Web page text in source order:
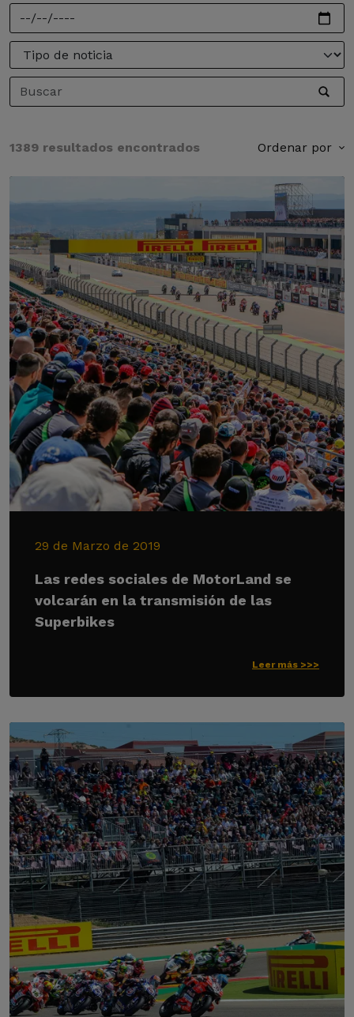
1389 resultados encontrados Ordenar por
29 de Marzo de 2019
Las redes sociales de MotorLand se
volcarán en la transmisión de las
Superbikes
Leer más >>>